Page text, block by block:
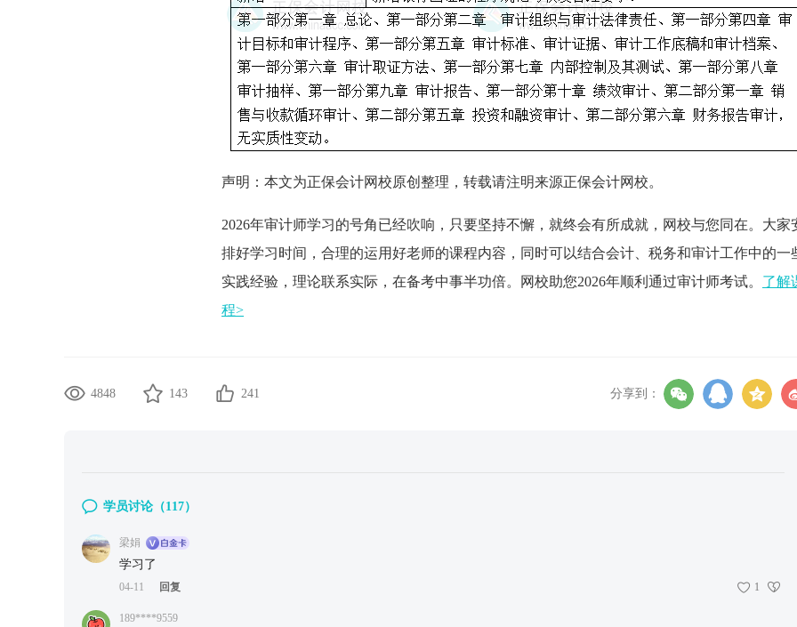
声明：本文为正保会计网校原创整理，转载请注明来源正保会计网校。
2026年审计师学习的号角已经吹响，只要坚持不懈，就终会有所成就，网校与您同在。大家
排好学习时间，合理的运用好老师的课程内容，同时可以结合会计、税务和审计工作中的一
实践经验，理论联系实际，在备考中事半功倍。网校助您2026年顺利通过审计师考试。 了解
程>
4848 143 241 分享到：
学员讨论（117）
梁娟
学习了
04-11 回复 1
189****9559